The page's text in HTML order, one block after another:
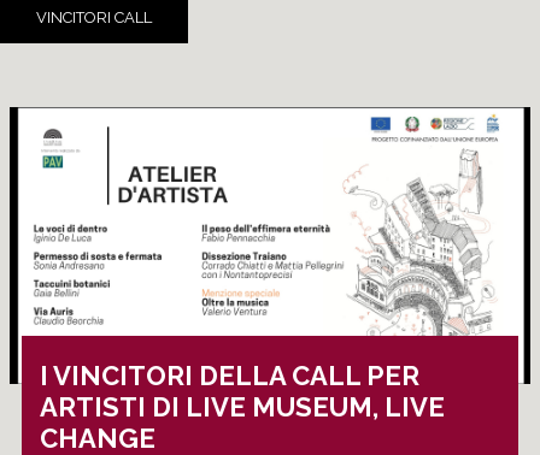
VINCITORI CALL
I VINCITORI DELLA CALL PER
ARTISTI DI LIVE MUSEUM, LIVE
CHANGE